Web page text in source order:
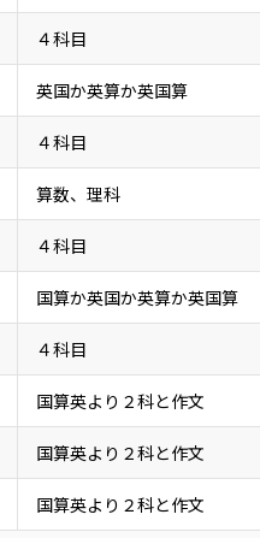
４科目
英国か英算か英国算
４科目
算数、理科
４科目
国算か英国か英算か英国算
４科目
国算英より２科と作文
国算英より２科と作文
国算英より２科と作文